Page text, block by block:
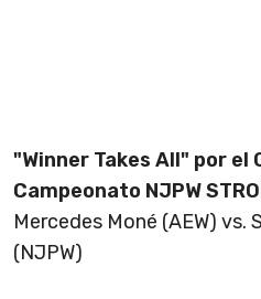
"Winner Takes All" por el
Campeonato NJPW
Mercedes Moné (AEW) vs.
(NJPW)